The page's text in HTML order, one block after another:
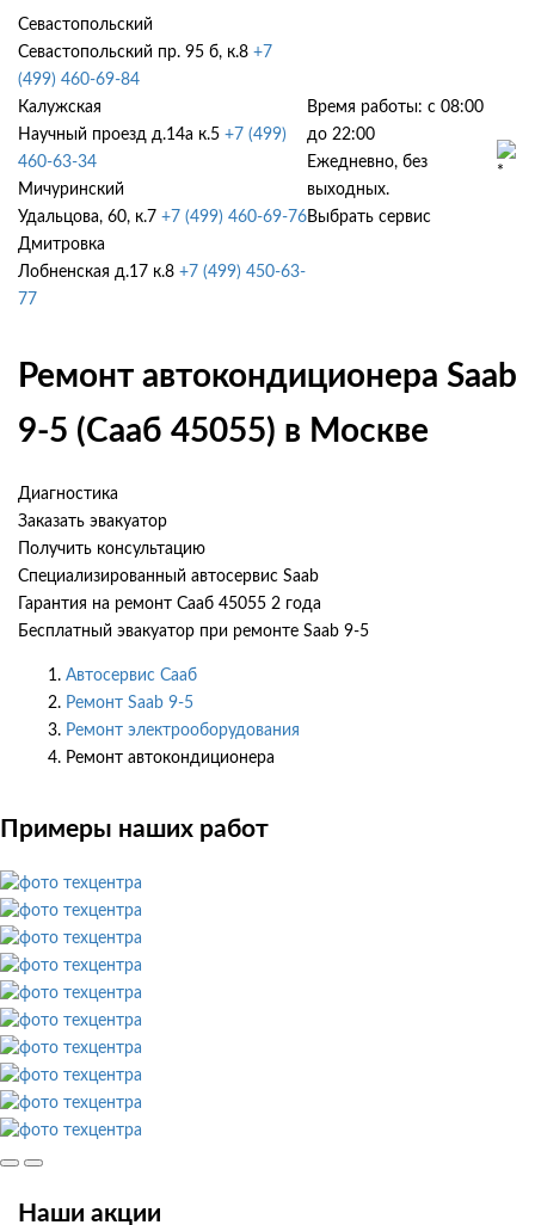
Севастопольский
Севастопольский пр. 95 б, к.8 +7
(499) 460-69-84
Калужская
Научный проезд д.14а к.5 +7 (499)
460-63-34
Мичуринский
Удальцова, 60, к.7 +7 (499) 460-69-76
Дмитровка
Лобненская д.17 к.8 +7 (499) 450-63-
77
Время работы: с 08:00
до 22:00
Ежедневно, без
выходных.
Выбрать сервис
Ремонт автокондиционера Saab
9-5 (Сааб 45055) в Москве
Диагностика
Заказать эвакуатор
Получить консультацию
Специализированный автосервис Saab
Гарантия на ремонт Сааб 45055 2 года
Бесплатный эвакуатор при ремонте Saab 9-5
Автосервис Сааб
Ремонт Saab 9-5
Ремонт электрооборудования
Ремонт автокондиционера
Примеры наших работ
Наши акции